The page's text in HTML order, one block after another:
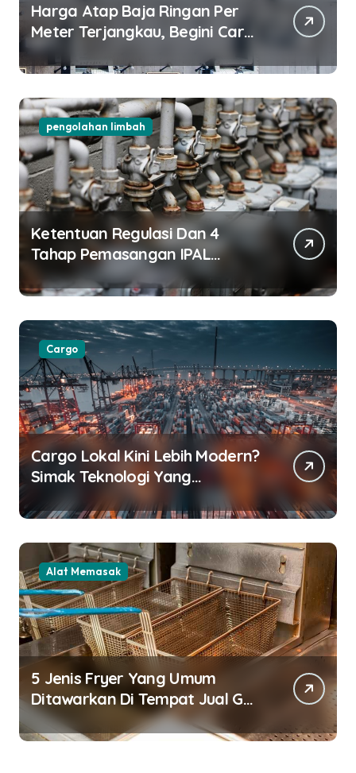
Harga Atap Baja Ringan Per
Meter Terjangkau, Begini Cara
Pilihnya!
pengolahan limbah
Ketentuan Regulasi Dan 4
Tahap Pemasangan IPAL
Restoran
Cargo
Cargo Lokal Kini Lebih Modern?
Simak Teknologi Yang
Digunakan
Alat Memasak
5 Jenis Fryer Yang Umum
Ditawarkan Di Tempat Jual Gas
Fryer